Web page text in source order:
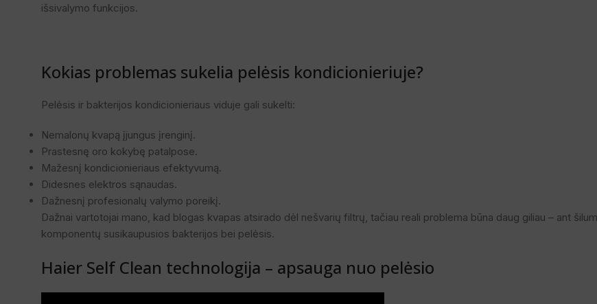
išsivalymo funkcijos.
Kokias problemas sukelia pelėsis kondicionieriuje?
Pelėsis ir bakterijos kondicionieriaus viduje gali sukelti:
Nemalonų kvapą įjungus įrenginį.
Prastesnę oro kokybę patalpose.
Mažesnį kondicionieriaus efektyvumą.
Didesnes elektros sąnaudas.
Dažnesnį profesionalų valymo poreikį.
Dažnai vartotojai mano, kad blogas kvapas atsirado dėl nešvarių filtrų, tačiau reali problema būna daug giliau – ant
komponentų susikaupusios bakterijos bei pelėsis.
Haier Self Clean technologija – apsauga nuo pelėsio